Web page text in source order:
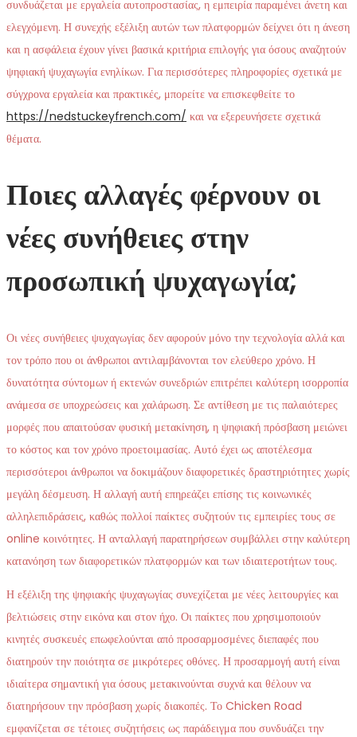
συνδυάζεται με εργαλεία αυτοπροστασίας, η εμπειρία παραμένει άνετη και
ελεγχόμενη. Η συνεχής εξέλιξη αυτών των πλατφορμών δείχνει ότι η άνεση
και η ασφάλεια έχουν γίνει βασικά κριτήρια επιλογής για όσους αναζητούν
ψηφιακή ψυχαγωγία ενηλίκων. Για περισσότερες πληροφορίες σχετικά με
σύγχρονα εργαλεία και πρακτικές, μπορείτε να επισκεφθείτε το
https://nedstuckeyfrench.com/ και να εξερευνήσετε σχετικά
θέματα.
Ποιες αλλαγές φέρνουν οι
νέες συνήθειες στην
προσωπική ψυχαγωγία;
Οι νέες συνήθειες ψυχαγωγίας δεν αφορούν μόνο την τεχνολογία αλλά και
τον τρόπο που οι άνθρωποι αντιλαμβάνονται τον ελεύθερο χρόνο. Η
δυνατότητα σύντομων ή εκτενών συνεδριών επιτρέπει καλύτερη ισορροπία
ανάμεσα σε υποχρεώσεις και χαλάρωση. Σε αντίθεση με τις παλαιότερες
μορφές που απαιτούσαν φυσική μετακίνηση, η ψηφιακή πρόσβαση μειώνει
το κόστος και τον χρόνο προετοιμασίας. Αυτό έχει ως αποτέλεσμα
περισσότεροι άνθρωποι να δοκιμάζουν διαφορετικές δραστηριότητες χωρίς
μεγάλη δέσμευση. Η αλλαγή αυτή επηρεάζει επίσης τις κοινωνικές
αλληλεπιδράσεις, καθώς πολλοί παίκτες συζητούν τις εμπειρίες τους σε
online κοινότητες. Η ανταλλαγή παρατηρήσεων συμβάλλει στην καλύτερη
κατανόηση των διαφορετικών πλατφορμών και των ιδιαιτεροτήτων τους.
Η εξέλιξη της ψηφιακής ψυχαγωγίας συνεχίζεται με νέες λειτουργίες και
βελτιώσεις στην εικόνα και στον ήχο. Οι παίκτες που χρησιμοποιούν
κινητές συσκευές επωφελούνται από προσαρμοσμένες διεπαφές που
διατηρούν την ποιότητα σε μικρότερες οθόνες. Η προσαρμογή αυτή είναι
ιδιαίτερα σημαντική για όσους μετακινούνται συχνά και θέλουν να
διατηρήσουν την πρόσβαση χωρίς διακοπές. Το Chicken Road
εμφανίζεται σε τέτοιες συζητήσεις ως παράδειγμα που συνδυάζει την